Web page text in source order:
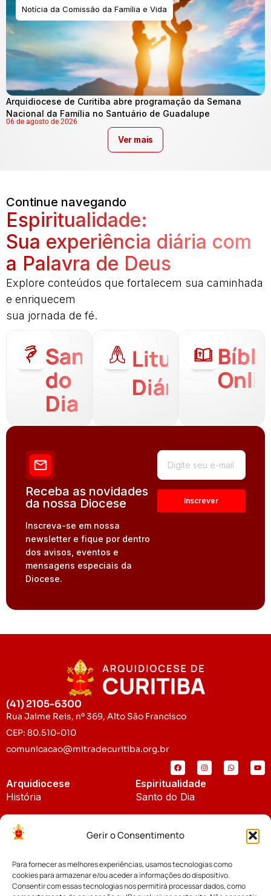
Gerir o Consentimento
Para fornecer as melhores experiências, usamos tecnologias como
cookies para armazenar e/ou aceder a informações do dispositivo.
Consentir com essas tecnologias nos permitirá processar dados, como
Notícia da Comissão da Família e Vida
Arquidiocese de Curitiba abre programação da Semana
Nacional da Família no Santuário de Guadalupe
06 de agosto de 2026
Ver mais
Continue navegando
Espiritualidade:
Sua experiência diária com
a Palavra de Deus
Explore conteúdos que fortalecem sua caminhada
e enriquecem
sua jornada de fé.
Santo
do
Dia
Liturgia
Diária
Receba as novidades
da nossa Diocese
Inscreva-se em nossa
newsletter e fique por dentro
dos avisos, eventos e
mensagens especiais da
Diocese.
(41) 2105-6300
Rua Jaime Reis, nº 369, Alto São Francisco
CEP: 80.510-010
comunicacao@mitradecuritiba.org.br
Arquidiocese
História
Padroeira
Espiritualidade
Santo do Dia
Notícias
Notícias da Arquidiocese
Cúria Diocesana
Fundo Diocesano